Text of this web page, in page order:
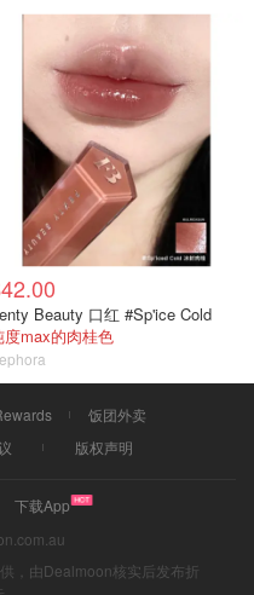
Beauty 口红 #Sp'ice Cold
度max的肉桂色
饭团外卖
版权声明
下载App
，由Dealmoon核实后发布折